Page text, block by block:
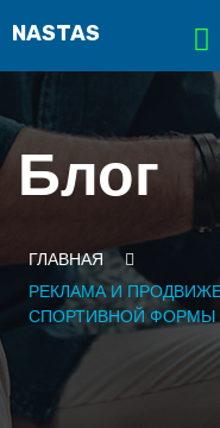
Блог
ГЛАВНАЯ
РЕКЛАМА И
СПОРТИВНОЙ ФОРМЫ